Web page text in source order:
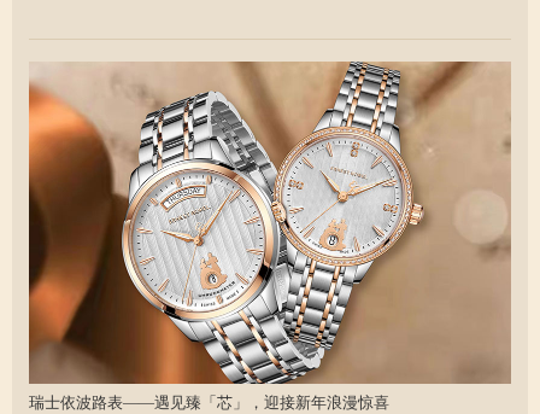
瑞士依波路表——遇见臻「芯」，迎接新年浪漫惊喜